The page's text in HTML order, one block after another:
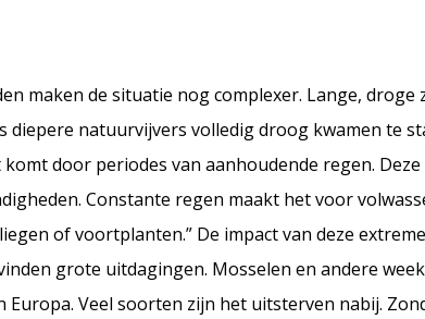
maken de situatie nog complexer. Lange, droge
diepere natuurvijvers volledig droog kwamen te
door periodes van aanhoudende regen.
Constante regen maakt het voor
of voortplanten.” De impact van deze
grote uitdagingen. Mosselen en andere
Veel soorten zijn het uitsterven nabij.